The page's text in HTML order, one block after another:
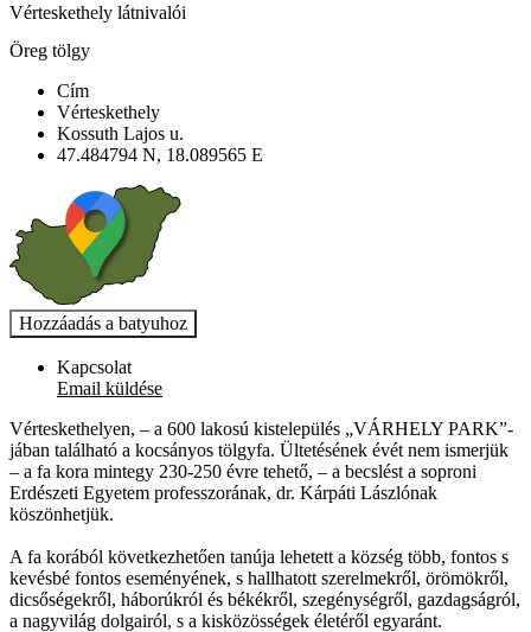
Vérteskethely látnivalói
Öreg tölgy
Cím
Vérteskethely
Kossuth Lajos u.
47.484794 N, 18.089565 E
Kapcsolat
Email küldése
Vérteskethelyen, – a 600 lakosú kistelepülés „VÁRHELY PARK”-
jában található a kocsányos tölgyfa. Ültetésének évét nem ismerjük
– a fa kora mintegy 230-250 évre tehető, – a becslést a soproni
Erdészeti Egyetem professzorának, dr. Kárpáti Lászlónak
köszönhetjük.
A fa korából következhetően tanúja lehetett a község több, fontos s
kevésbé fontos eseményének, s hallhatott szerelmekről, örömökről,
dicsőségekről, háborúkról és békékről, szegénységről, gazdagságról,
a nagyvilág dolgairól, s a kisközösségek életéről egyaránt.